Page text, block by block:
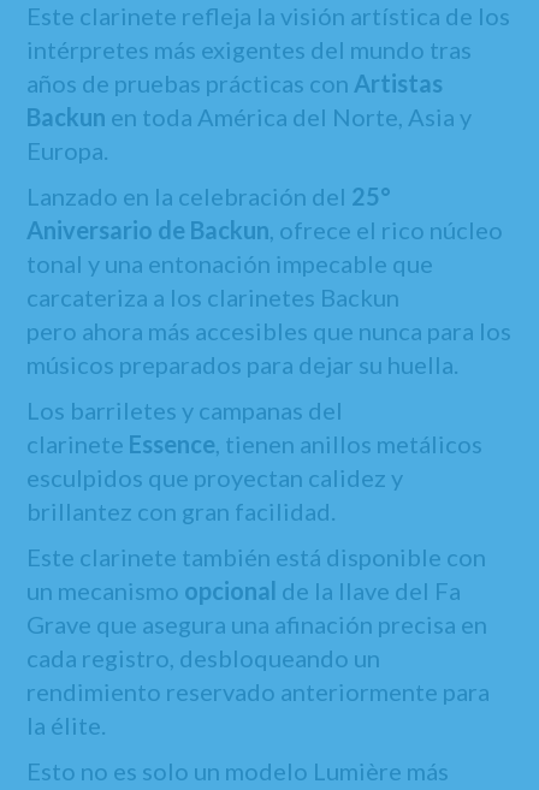
Este clarinete refleja la visión artística de los
intérpretes más exigentes del mundo tras
años de pruebas prácticas con Artistas
Backun en toda América del Norte, Asia y
Europa.
Lanzado en la celebración del 25°
Aniversario de Backun, ofrece el rico núcleo
tonal y una entonación impecable que
carcateriza a los clarinetes Backun
pero ahora más accesibles que nunca para los
músicos preparados para dejar su huella.
Los barriletes y campanas del
clarinete Essence, tienen anillos metálicos
esculpidos que proyectan calidez y
brillantez con gran facilidad.
Este clarinete también está disponible con
un mecanismo opcional de la llave del Fa
Grave que asegura una afinación precisa en
cada registro, desbloqueando un
rendimiento reservado anteriormente para
la élite.
Esto no es solo un modelo Lumière más